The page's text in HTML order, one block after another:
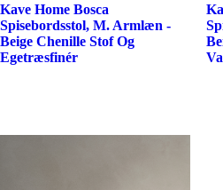
Kave Home Bosca
Spisebordsstol, M. Armlæn -
Beige Chenille Stof Og
Egetræsfinér